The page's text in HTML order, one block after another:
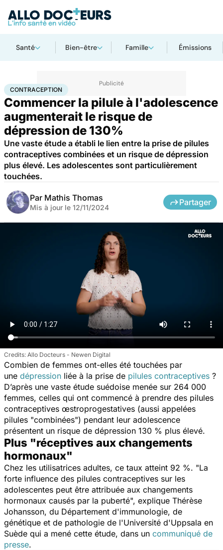
Santé Bien-être Famille Émissions
AccueilBien-êtreSexo Contraception
CONTRACEPTION
Commencer la pilule à l'adolescence
augmenterait le risque de
dépression de 130%
Une vaste étude a établi le lien entre la prise de pilules
contraceptives combinées et un risque de dépression
plus élevé. Les adolescentes sont particulièrement
touchées.
Par Mathis Thomas
Mis à jour le 12/11/2024
Partager
Allo Docteurs - Newen Digital
Combien de femmes ont-elles été touchées par
une dépression liée à la prise de pilules contraceptives ?
D’après une vaste étude suédoise menée sur 264 000
femmes, celles qui ont commencé à prendre des pilules
contraceptives œstroprogestatives (aussi appelées
pilules "combinées") pendant leur adolescence
présentent un risque de dépression 130 % plus élevé.
Plus "réceptives aux changements
hormonaux"
Chez les utilisatrices adultes, ce taux atteint 92 %. "La
forte influence des pilules contraceptives sur les
adolescentes peut être attribuée aux changements
hormonaux causés par la puberté", explique Thérèse
Johansson, du Département d'immunologie, de
génétique et de pathologie de l'Université d'Uppsala en
Suède qui a mené cette étude, dans un communiqué de
presse.